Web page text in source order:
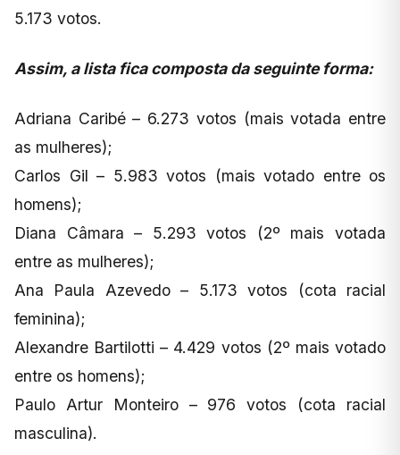
5.173 votos.
Assim, a lista fica composta da seguinte forma:
Adriana Caribé – 6.273 votos (mais votada entre
as mulheres);
Carlos Gil – 5.983 votos (mais votado entre os
homens);
Diana Câmara – 5.293 votos (2º mais votada
entre as mulheres);
Ana Paula Azevedo – 5.173 votos (cota racial
feminina);
Alexandre Bartilotti – 4.429 votos (2º mais votado
entre os homens);
Paulo Artur Monteiro – 976 votos (cota racial
masculina).